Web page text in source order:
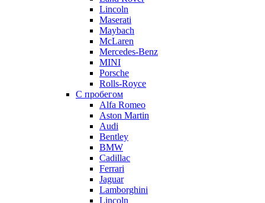
Lincoln
Maserati
Maybach
McLaren
Mercedes-Benz
MINI
Porsche
Rolls-Royce
С пробегом
Alfa Romeo
Aston Martin
Audi
Bentley
BMW
Cadillac
Ferrari
Jaguar
Lamborghini
Lincoln